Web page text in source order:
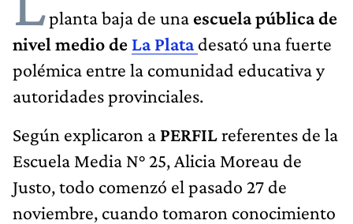
planta baja de una escuela pública de
nivel medio de La Platadesató una fuerte
polémica entre la comunidad educativa y
autoridades provinciales.
Según explicaron a PERFILreferentes de la
Escuela Media N° 25, Alicia Moreau de
Justo, todo comenzó el pasado 27 de
noviembre, cuando tomaron conocimiento